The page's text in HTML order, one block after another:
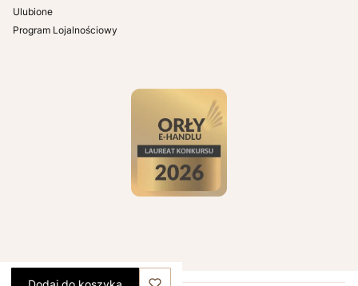
Ulubione
Program Lojalnościowy